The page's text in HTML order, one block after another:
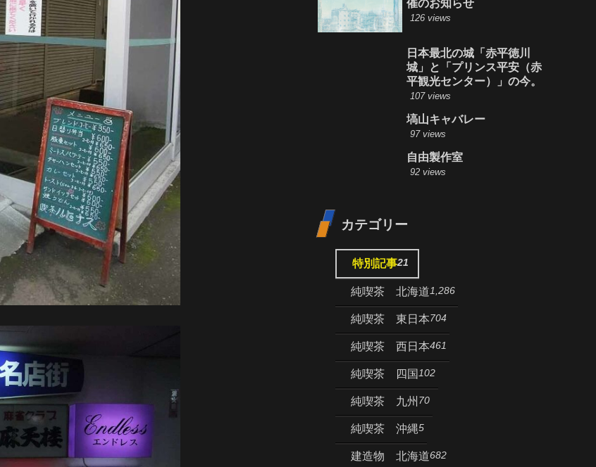
催のお知らせ
126 views
日本最北の城「赤平徳川
城」と「プリンス平安（赤
平観光センター）」の今。
107 views
塙山キャバレー
97 views
自由製作室
92 views
カテゴリー
特別記事21
純喫茶 北海道1,286
純喫茶 東日本704
純喫茶 西日本461
純喫茶 四国 102
純喫茶 九州 70
純喫茶 沖縄5
建造物 北海道682